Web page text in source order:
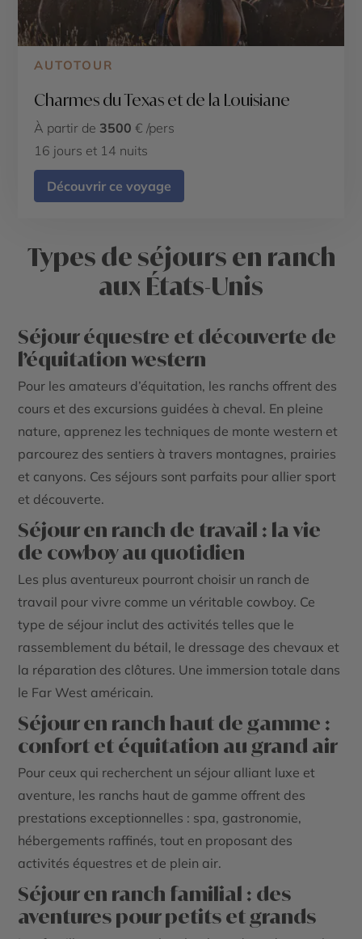
AUTOTOUR
Charmes du Texas et de la Louisiane
À partir de 3500 € /pers
16 jours et 14 nuits
Découvrir ce voyage
Types de séjours en ranch
aux États-Unis
Séjour équestre et découverte de
l’équitation western
Pour les amateurs d’équitation, les ranchs offrent des
cours et des excursions guidées à cheval. En pleine
nature, apprenez les techniques de monte western et
parcourez des sentiers à travers montagnes, prairies
et canyons. Ces séjours sont parfaits pour allier sport
et découverte.
Séjour en ranch de travail : la vie
de cowboy au quotidien
Les plus aventureux pourront choisir un ranch de
travail pour vivre comme un véritable cowboy. Ce
type de séjour inclut des activités telles que le
rassemblement du bétail, le dressage des chevaux et
la réparation des clôtures. Une immersion totale dans
le Far West américain.
Séjour en ranch haut de gamme :
confort et équitation au grand air
Pour ceux qui recherchent un séjour alliant luxe et
aventure, les ranchs haut de gamme offrent des
prestations exceptionnelles : spa, gastronomie,
hébergements raffinés, tout en proposant des
activités équestres et de plein air.
Séjour en ranch familial : des
aventures pour petits et grands